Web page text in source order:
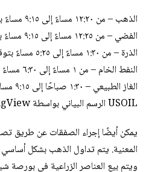
الذهب – من ١٢:٢٠ مساءً إلى ٩:١٥ مساءً بتوقيت جرينتش
الفضي – من ١٢:٢٥ مساءً إلى ٩:١٥ مساءً بتوقيت غرينتش
الذرة – من ١:٣٠ مساءً إلى ٥:٢٥ مساءً بتوقيت جرينتش
النفط الخام – من ١ مساءً إلى ٦:٣٠ مساءً بتوقيت جرينتش
الغاز الطبيعي – ١:٣٠ صباحًا إلى ٩:١٥ مساءً بتوقيت جرينتش
USOIL الرسم البياني بواسطة TradingView
يمكن أيضًا إجراء الصفقات عن طريق
المعنية. يتم تداول الذهب بشكل
ويتم بيع العناصر الزراعية في بورصة